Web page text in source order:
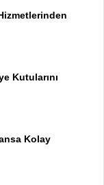
Kutularını
Kolay